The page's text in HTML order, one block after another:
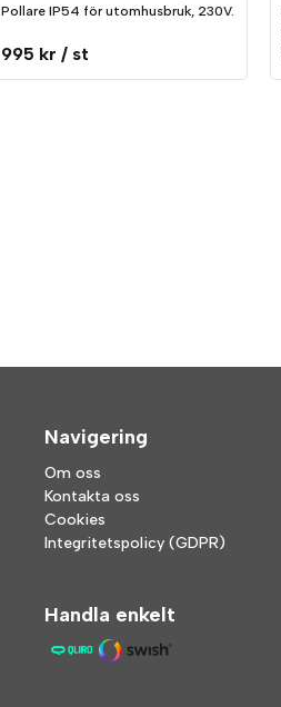
Pollare IP54 för utomhusbruk, 230V.
995 kr / st
Navigering
Om oss
Kontakta oss
Cookies
Integritetspolicy (GDPR)
Handla enkelt